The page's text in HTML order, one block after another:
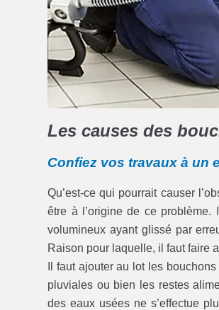
Les causes des
Confiez vos travaux à un
Qu’est-ce qui pourrait causer
être à l’origine de ce problème.
volumineux ayant glissé par
Raison pour laquelle, il faut faire
Il faut ajouter au lot les
pluviales ou bien les restes
des eaux usées ne s’effectue